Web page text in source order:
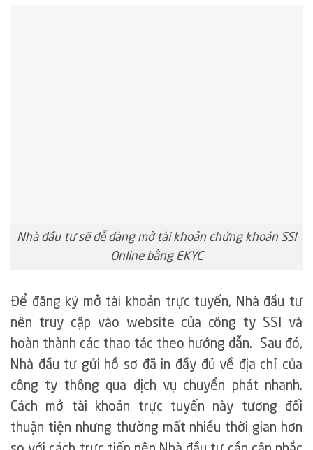
Nhà đầu tư sẽ dễ dàng mở tài khoản chứng khoán SSI
Online bằng EKYC
Để đăng ký mở tài khoản trực tuyến, Nhà đầu tư
nên truy cập vào website của công ty SSI và
hoàn thành các thao tác theo hướng dẫn. Sau đó,
Nhà đầu tư gửi hồ sơ đã in đầy đủ về địa chỉ của
công ty thông qua dịch vụ chuyển phát nhanh.
Cách mở tài khoản trực tuyến này tương đối
thuận tiện nhưng thường mất nhiều thời gian hơn